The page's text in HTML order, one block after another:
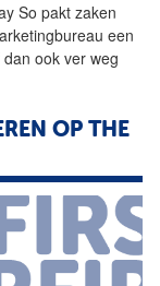
So pakt zaken
een
ook ver weg
OP THE